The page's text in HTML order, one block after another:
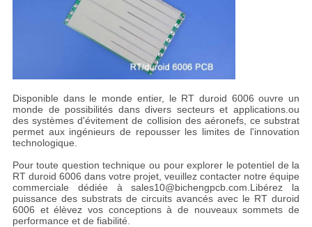
Disponible dans le monde entier, le RT duroid 6006 ouvre un
monde de possibilités dans divers secteurs et applications.ou
des systèmes d'évitement de collision des aéronefs, ce substrat
permet aux ingénieurs de repousser les limites de l'innovation
technologique.
Pour toute question technique ou pour explorer le potentiel de la
RT duroid 6006 dans votre projet, veuillez contacter notre équipe
commerciale dédiée à sales10@bichengpcb.com.Libérez la
puissance des substrats de circuits avancés avec le RT duroid
6006 et élèvez vos conceptions à de nouveaux sommets de
performance et de fiabilité.